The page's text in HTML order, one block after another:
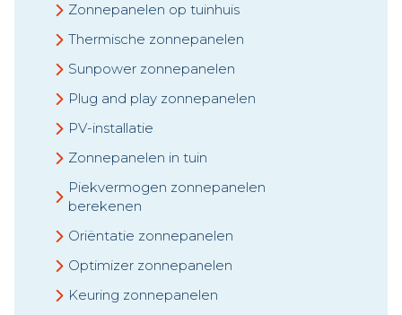
Zonnepanelen op tuinhuis
Thermische zonnepanelen
Sunpower zonnepanelen
Plug and play zonnepanelen
PV-installatie
Zonnepanelen in tuin
Piekvermogen zonnepanelen
berekenen
Oriëntatie zonnepanelen
Optimizer zonnepanelen
Keuring zonnepanelen